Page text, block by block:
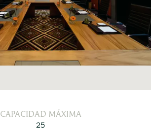
CAPACIDAD MÁXIMA
25